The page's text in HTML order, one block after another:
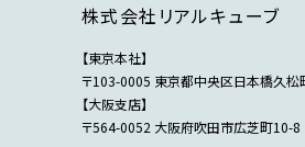
株式会社リアルキューブ
【東京本社】
〒103-0005 東京都中央区日本橋久松
【大阪支店】
〒564-0052 大阪府吹田市広芝町10-8